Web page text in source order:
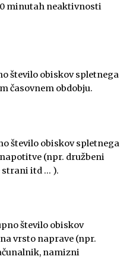
minutah neaktivnosti
število obiskov spletnega
časovnem obdobju.
število obiskov spletnega
(npr. družbeni
strani itd … ).
število obiskov
vrsto naprave (npr.
namizni